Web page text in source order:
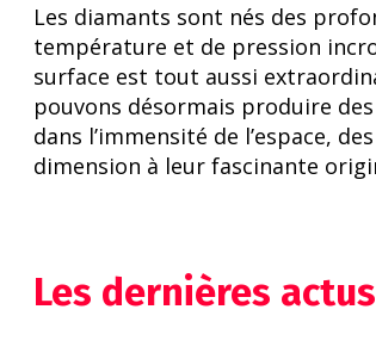
Les diamants sont nés des
température et de pression
surface est tout aussi
pouvons désormais produire
dans l’immensité de l’espace,
dimension à leur fascinante
Les dernières actus